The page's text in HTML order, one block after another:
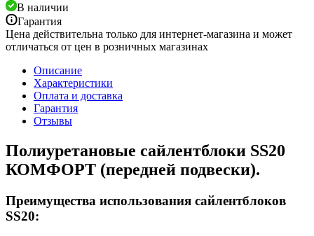
В наличии
Гарантия
Цена действительна только для интернет-магазина и может
отличаться от цен в розничных магазинах
Описание
Характеристики
Оплата и доставка
Гарантия
Отзывы
Полиуретановые сайлентблоки SS20
КОМФОРТ (передней подвески).
Преимущества использования сайлентблоков
SS20: